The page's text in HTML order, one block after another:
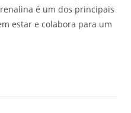
é um dos principais
estar e colabora para um